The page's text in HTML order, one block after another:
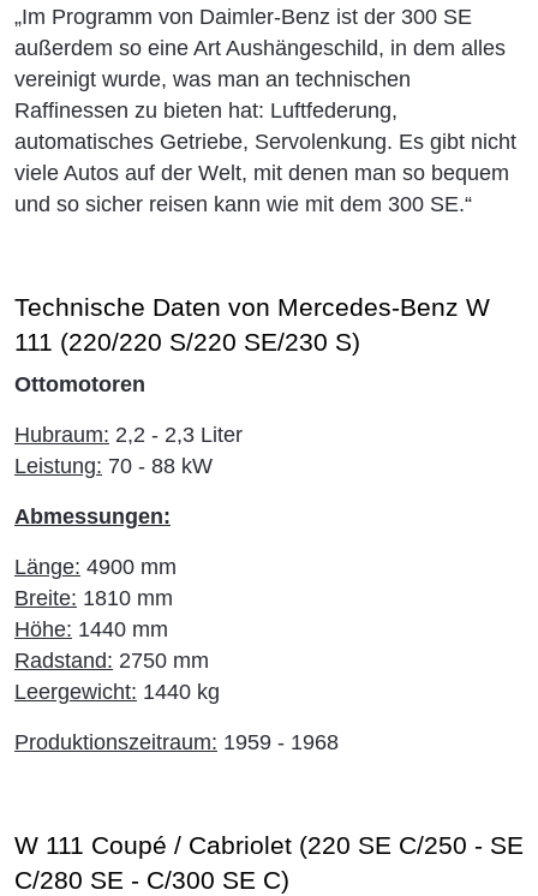
„Im Programm von Daimler-Benz ist der 300 SE
außerdem so eine Art Aushängeschild, in dem alles
vereinigt wurde, was man an technischen
Raffinessen zu bieten hat: Luftfederung,
automatisches Getriebe, Servolenkung. Es gibt nicht
viele Autos auf der Welt, mit denen man so bequem
und so sicher reisen kann wie mit dem 300 SE.“
Technische Daten von Mercedes-Benz W
111 (220/220 S/220 SE/230 S)
Ottomotoren
Hubraum: 2,2 - 2,3 Liter
Leistung: 70 - 88 kW
Abmessungen:
Länge: 4900 mm
Breite: 1810 mm
Höhe: 1440 mm
Radstand: 2750 mm
Leergewicht: 1440 kg
Produktionszeitraum: 1959 - 1968
W 111 Coupé / Cabriolet (220 SE C/250 - SE
C/280 SE - C/300 SE C)